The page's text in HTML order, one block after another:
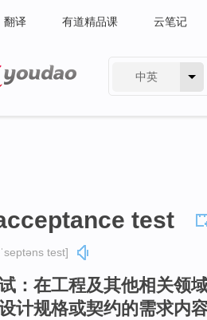
翻译 有道精品课 云笔记
中英
test
test]
：在工程及其他相关领
计规格或契约的需求内